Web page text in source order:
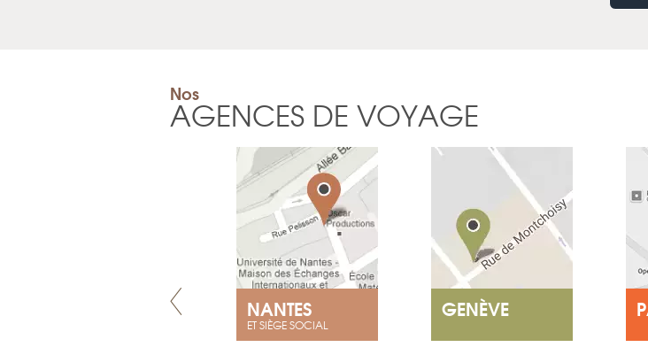
Nos
AGENCES DE VOYAGE
NANTES
ET SIÈGE SOCIAL
GENÈVE